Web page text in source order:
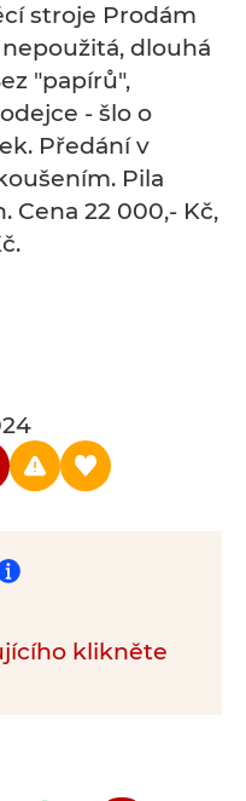
stroje Prodám
dlouhá
"papírů",
- šlo o
Předání v
Pila
Cena 22 000,- Kč,
klikněte